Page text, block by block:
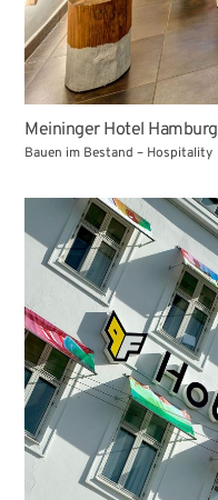
Meininger Hotel Hamburg
Bauen im Bestand – Hospitality